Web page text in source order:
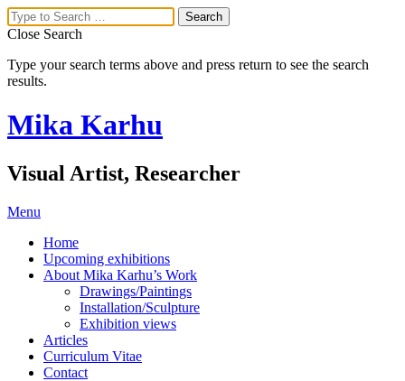
Close Search
Type your search terms above and press return to see the search
results.
Mika Karhu
Visual Artist, Researcher
Menu
Home
Upcoming exhibitions
About Mika Karhu’s Work
Drawings/Paintings
Installation/Sculpture
Exhibition views
Articles
Curriculum Vitae
Contact